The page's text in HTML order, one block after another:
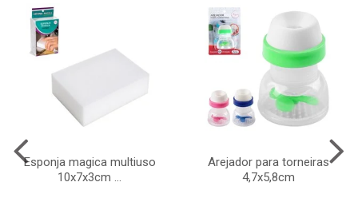
Esponja magica multiuso
10x7x3cm ...
Arejador para torneiras
4,7x5,8cm